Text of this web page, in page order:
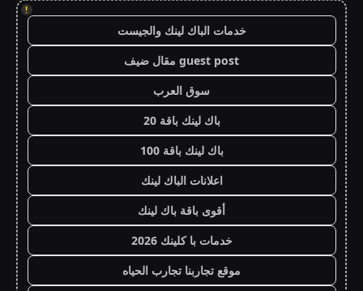
!
خدمات الباك لينك والجيست
guest post مقال ضيف
سوق العرب
باك لينك باقة 20
باك لينك باقة 100
اعلانات الباك لينك
أقوى باقة باك لينك
خدمات با كلينك 2026
موقع تجاربنا تجارب الحياه